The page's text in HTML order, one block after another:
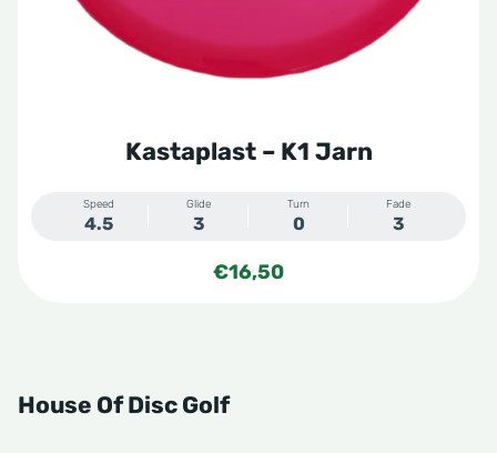
Kastaplast – K1 Jarn
Speed
4.5
Glide
3
Turn
0
Fade
3
€16,50
House Of Disc Golf